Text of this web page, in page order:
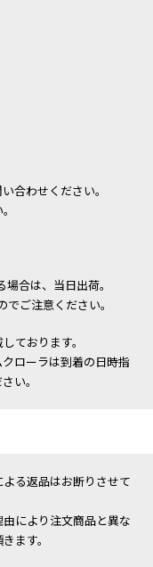
合わせください。
合は、当日出荷。
ご注意ください。
ております。
ローラは到着の日時指
い。
る返品はお断りさせて
により注文商品と異な
ます。